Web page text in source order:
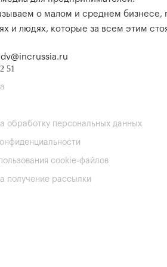
о малом и среднем бизнесе,
и людях, которые за всем этим
51
обработку персональных данных
cookie-файлов
получение рассылки